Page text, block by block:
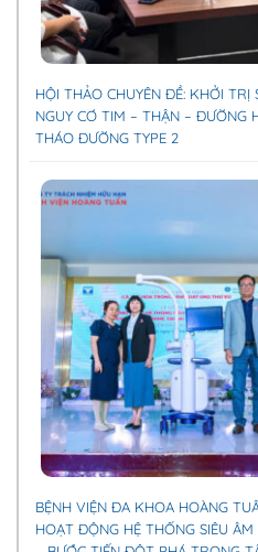
HỘI THẢO CHUYÊN ĐỀ: KHỞI
NGUY CƠ TIM – THẬN – ĐƯỜNG
THÁO ĐƯỜNG TYPE 2
BỆNH VIỆN ĐA KHOA HOÀNG
HOẠT ĐỘNG HỆ THỐNG SIÊU